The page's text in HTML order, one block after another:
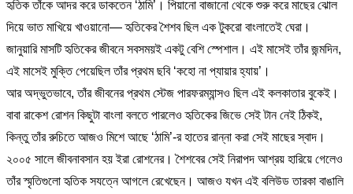
হৃতিক তাঁকে আদর করে ডাকতেন ‘ঠামি’। পিয়ানো বাজানো থেকে শুরু করে মাছের ঝোল
দিয়ে ভাত মাখিয়ে খাওয়ানো— হৃতিকের শৈশব ছিল এক টুকরো বাংলাতেই ঘেরা।
জানুয়ারি মাসটি হৃতিকের জীবনে সবসময়ই একটু বেশি স্পেশাল। এই মাসেই তাঁর জন্মদিন,
এই মাসেই মুক্তি পেয়েছিল তাঁর প্রথম ছবি ‘কহো না প্যায়ার হ্যায়’।
আর অদ্ভুতভাবে, তাঁর জীবনের প্রথম স্টেজ পারফরম্যান্সও ছিল এই কলকাতার বুকেই।
বাবা রাকেশ রোশন কিছুটা বাংলা বলতে পারলেও হৃতিকের জিভে সেই টান নেই ঠিকই,
কিন্তু তাঁর রুচিতে আজও মিশে আছে ‘ঠামি’-র হাতের রান্না করা সেই মাছের স্বাদ।
২০০৫ সালে জীবনাবসান হয় ইরা রোশনের। শৈশবের সেই নিরাপদ আশ্রয় হারিয়ে গেলেও
তাঁর স্মৃতিগুলো হৃতিক সযত্নে আগলে রেখেছেন। আজও যখন এই বলিউড তারকা বাঙালি